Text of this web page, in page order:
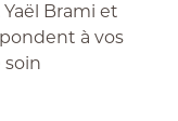
Brami et
à vos
soin